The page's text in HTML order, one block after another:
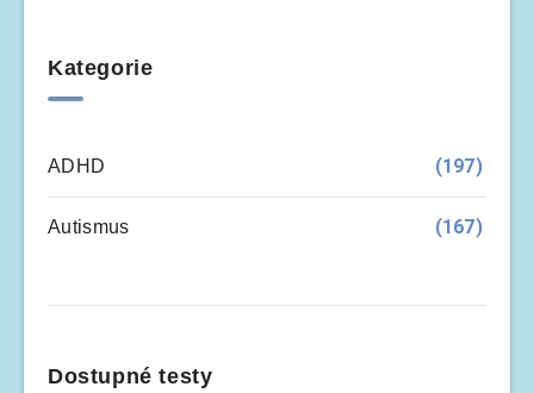
Kategorie
ADHD (197)
Autismus (167)
Dostupné testy